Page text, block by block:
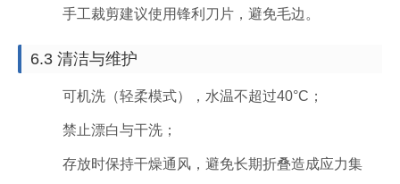
手工裁剪建议使用锋利刀片，避免毛边。
6.3 清洁与维护
可机洗（轻柔模式），水温不超过40°C；
禁止漂白与干洗；
存放时保持干燥通风，避免长期折叠造成应力集